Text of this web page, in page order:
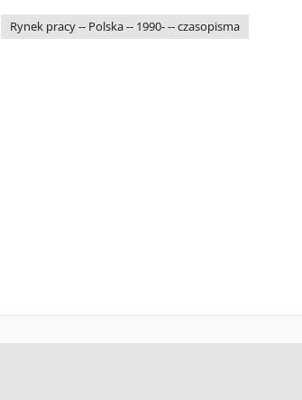
Rynek pracy -- Polska -- 1990- -- czasopisma